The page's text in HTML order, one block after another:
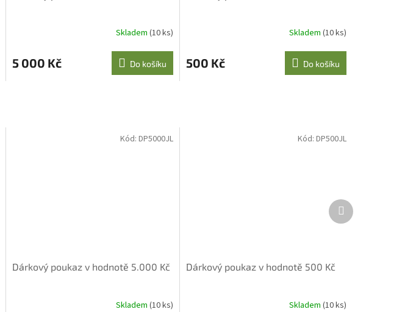
Skladem (10 ks)
5 000 Kč Do košíku
Skladem (10 ks)
500 Kč Do košíku
Dárkový poukaz v hodnotě 5.000 Kč
Skladem (10 ks)
Kód: DP5000JL
Dárkový poukaz v hodnotě 500 Kč
Skladem (10 ks)
Kód: DP500JL
Další
produkt